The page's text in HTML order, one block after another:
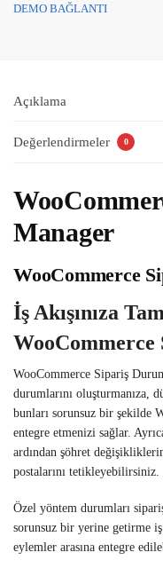
DEMO BAĞLANTI
Açıklama
Değerlendirmeler 0
Manager
WooCommerce
İş Akışınıza
WooCommerce Sipariş
durumlarını oluşturmanıza,
bunları sorunsuz bir şekilde
entegre etmenizi sağlar.
ardından şöhret
postalarını tetikleyebilirsiniz.
Özel yöntem durumları
sorunsuz bir yerine getirme
eylemler arasına entegre